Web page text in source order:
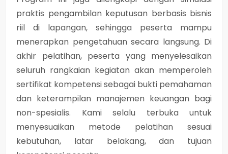
praktis pengambilan keputusan berbasis bisnis
riil di lapangan, sehingga peserta mampu
menerapkan pengetahuan secara langsung. Di
akhir pelatihan, peserta yang menyelesaikan
seluruh rangkaian kegiatan akan memperoleh
sertifikat kompetensi sebagai bukti pemahaman
dan keterampilan manajemen keuangan bagi
non-spesialis. Kami selalu terbuka untuk
menyesuaikan metode pelatihan sesuai
kebutuhan, latar belakang, dan tujuan